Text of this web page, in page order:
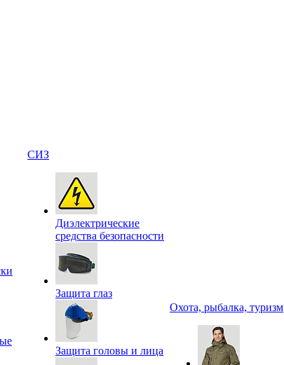
СИЗ
Диэлектрические
средства безопасности
Защита глаз
Защита головы и лица
Охота, рыбалка, туризм